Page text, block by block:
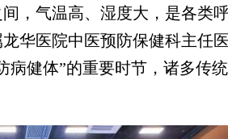
气温高、湿度大，是各类
华医院中医预防保健科主任
病健体”的重要时节，诸多传